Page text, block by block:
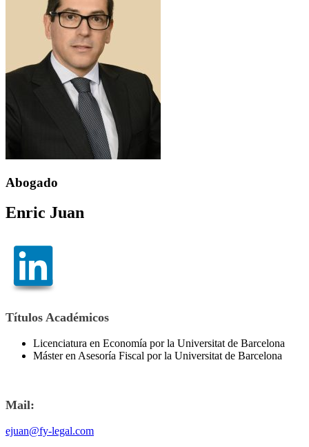
Abogado
Enric Juan
Títulos Académicos
Licenciatura en Economía por la Universitat de Barcelona
Máster en Asesoría Fiscal por la Universitat de Barcelona
Mail:
ejuan@fy-legal.com